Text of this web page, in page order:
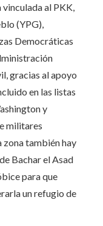
al PKK,
(YPG),
Democráticas
gracias al apoyo
en las listas
y
militares
zona también hay
Bachar el Asad
para que
un refugio de